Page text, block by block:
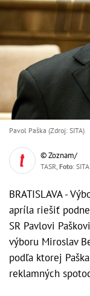
Pavol Paška (Zdroj: SITA)
© Zoznam/
TASR, Foto: SITA
BRATISLAVA -
apríla riešiť
SR Pavlovi
výboru Miroslav
podľa ktorej
reklamných